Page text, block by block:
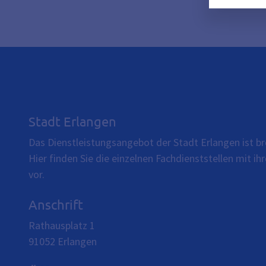
Stadt Erlangen
Das Dienstleistungsangebot der Stadt Erlangen ist
Hier finden Sie die einzelnen Fachdienststellen mit
vor.
Anschrift
Rathausplatz 1
91052 Erlangen